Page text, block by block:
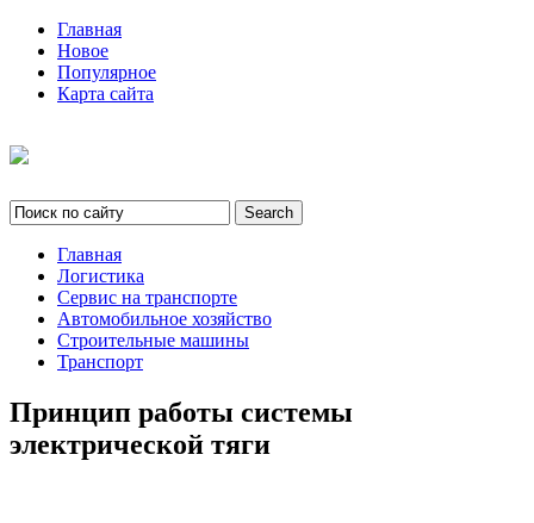
Главная
Новое
Популярное
Карта сайта
Главная
Логистика
Сервис на транспорте
Автомобильное хозяйство
Строительные машины
Транспорт
Принцип работы системы
электрической тяги